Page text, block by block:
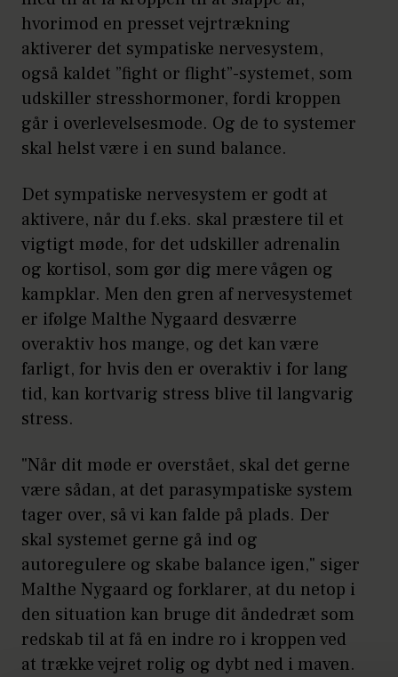
hvorimod en presset vejrtrækning
aktiverer det sympatiske nervesystem,
også kaldet ”fight or flight”-systemet, som
udskiller stresshormoner, fordi kroppen
går i overlevelsesmode. Og de to systemer
skal helst være i en sund balance.
Det sympatiske nervesystem er godt at
aktivere, når du f.eks. skal præstere til et
vigtigt møde, for det udskiller adrenalin
og kortisol, som gør dig mere vågen og
kampklar. Men den gren af nervesystemet
er ifølge Malthe Nygaard desværre
overaktiv hos mange, og det kan være
farligt, for hvis den er overaktiv i for lang
tid, kan kortvarig stress blive til langvarig
stress.
"Når dit møde er overstået, skal det gerne
være sådan, at det parasympatiske system
tager over, så vi kan falde på plads. Der
skal systemet gerne gå ind og
autoregulere og skabe balance igen," siger
Malthe Nygaard og forklarer, at du netop i
den situation kan bruge dit åndedræt som
redskab til at få en indre ro i kroppen ved
at trække vejret rolig og dybt ned i maven.